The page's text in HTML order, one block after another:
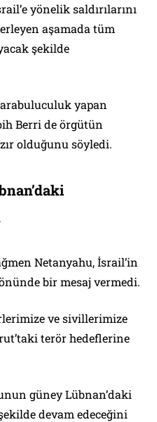
yönelik saldırılarını
aşamada tüm
şekilde
yapan
Berri de örgütün
olduğunu söyledi.
Netanyahu, İsrail’in
bir mesaj vermedi.
ve sivillerimize
terör hedeflerine
güney Lübnan’daki
devam edeceğini